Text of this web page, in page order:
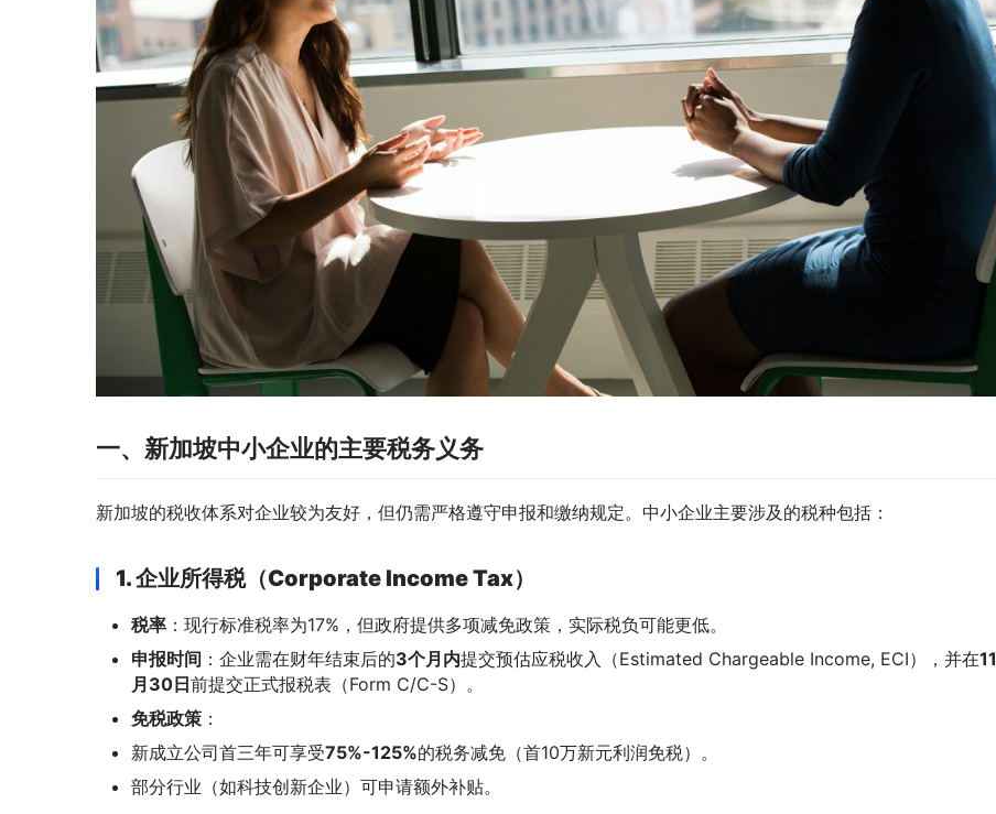
一、新加坡中小企业的主要税务义务
新加坡的税收体系对企业较为友好，但仍需严格遵守申报和缴纳规定。中小企业主要涉及的税种包括：
1. 企业所得税（Corporate Income Tax）
税率 ：现行标准税率为17%，但政府提供多项减免政策，实际税负可能更低。
申报时间 ：企业需在财年结束后的3个月内提交预估应税收入（Estimated Chargeable Income, ECI），并在11
月30日前提交正式报税表（Form C/C-S）。
免税政策 ：
新成立公司首三年可享受75%-125%的税务减免（首10万新元利润免税）。
部分行业（如科技创新企业）可申请额外补贴。